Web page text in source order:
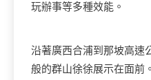
玩辦事等多種效能。
沿著廣西合浦到那坡高速
般的群山徐徐展示在面前。